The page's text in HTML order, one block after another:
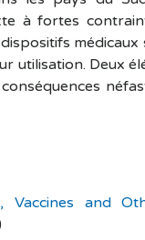
à fortes
dispositifs
utilisation. Deux
and